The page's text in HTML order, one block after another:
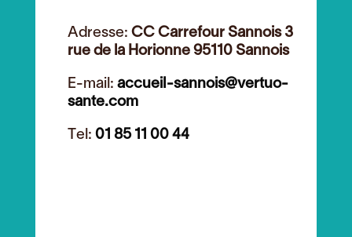
Adresse: CC Carrefour Sannois 3
rue de la Horionne 95110 Sannois
E-mail: accueil-sannois@vertuo-
sante.com
Tel: 01 85 11 00 44